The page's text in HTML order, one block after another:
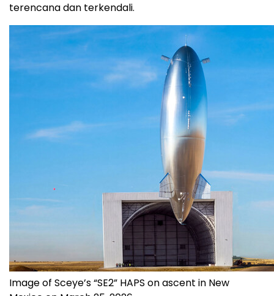
terencana dan terkendali.
Image of Sceye’s “SE2” HAPS on ascent in New